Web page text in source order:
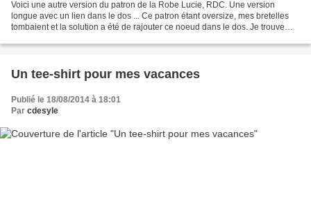
Voici une autre version du patron de la Robe Lucie, RDC. Une version
longue avec un lien dans le dos ... Ce patron étant oversize, mes bretelles
tombaient et la solution a été de rajouter ce noeud dans le dos. Je trouve
Un tee-shirt pour mes vacances
Publié le 18/08/2014 à 18:01
Par cdesyle